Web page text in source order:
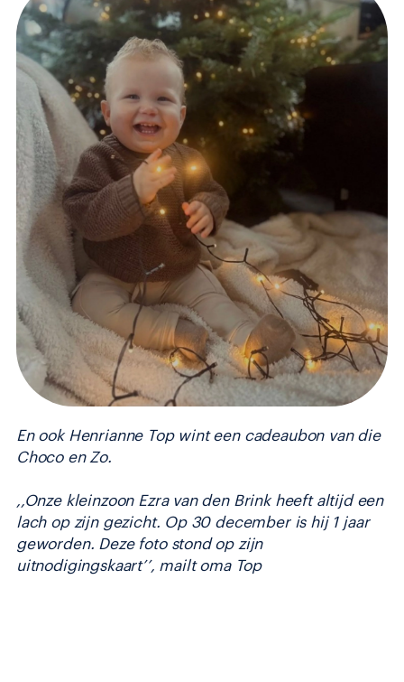
En ook Henrianne Top wint een cadeaubon van die
Choco en Zo.
,,Onze kleinzoon Ezra van den Brink heeft altijd een
lach op zijn gezicht. Op 30 december is hij 1 jaar
geworden. Deze foto stond op zijn
uitnodigingskaart’’, mailt oma Top